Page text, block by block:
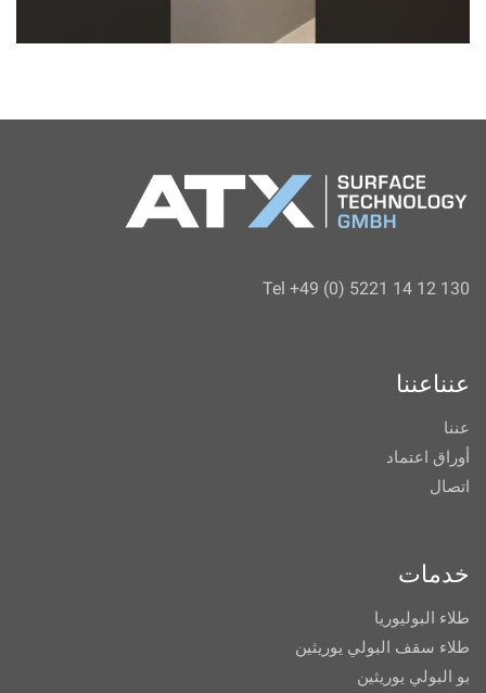
Tel +49 (0) 5221 14 12 130
عنناعننا
عننا
أوراق اعتماد
اتصال
خدمات
طلاء البوليوريا
طلاء سقف البولي يوريثين
بو البولي يوريثين